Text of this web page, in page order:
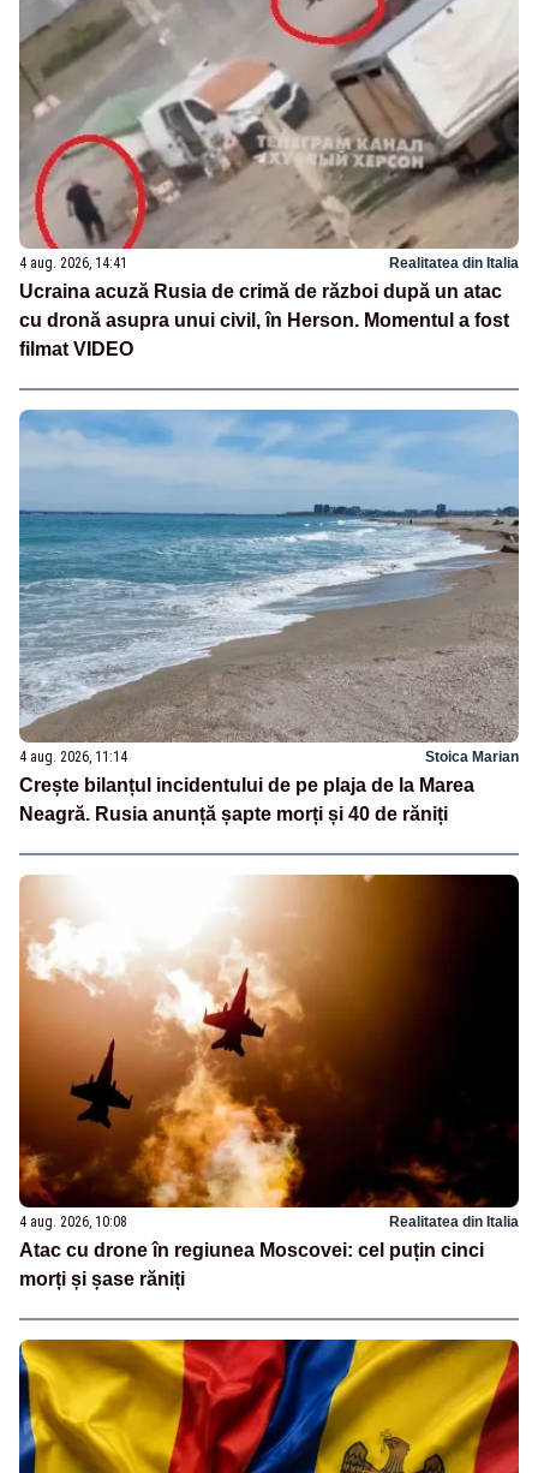
4 aug. 2026, 14:41 Realitatea din Italia
Ucraina acuză Rusia de crimă de război după un atac
cu dronă asupra unui civil, în Herson. Momentul a fost
filmat VIDEO
4 aug. 2026, 11:14 Stoica Marian
Crește bilanțul incidentului de pe plaja de la Marea
Neagră. Rusia anunță șapte morți și 40 de răniți
4 aug. 2026, 10:08 Realitatea din Italia
Atac cu drone în regiunea Moscovei: cel puțin cinci
morți și șase răniți